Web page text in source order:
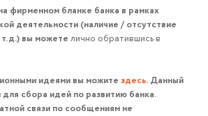
фирменном бланке банка в рамках
деятельности (наличие / отсутствие
вы можете лично обратившись в
идеями вы можите здесь. Данный
сбора идей по развитию банка.
связи по сообщениям не